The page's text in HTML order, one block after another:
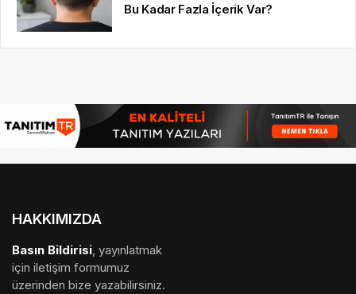
Bu Kadar Fazla İçerik Var?
HAKKIMIZDA
Basın Bildirisi, yayınlatmak
için iletişim formumuz
üzerinden bize yazabilirsiniz.